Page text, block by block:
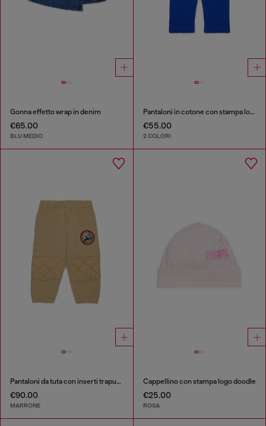
Gonna effetto wrap in denim
€65.00
BLU MEDIO
Pantaloni in cotone con stampa logo
€55.00
2 COLORI
Pantaloni da tuta con inserti trapuntati sulle ginocchia
€90.00
MARRONE
Cappellino con stampa logo doodle
€25.00
ROSA